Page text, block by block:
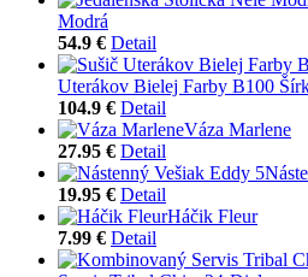
Modrá
54.9 € Detail
Uterákov Bielej Farby B100
104.9 € Detail
Váza Marlene
27.95 € Detail
19.95 € Detail
Háčik Fleur
7.99 € Detail